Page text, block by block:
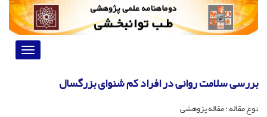
Toggle
بررسی سلامت روانی در افراد کم شنوای بزرگسال
نوع مقاله : مقاله پژوهشی